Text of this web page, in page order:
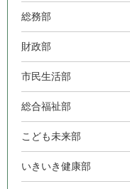
総務部
財政部
市民生活部
総合福祉部
こども未来部
いきいき健康部